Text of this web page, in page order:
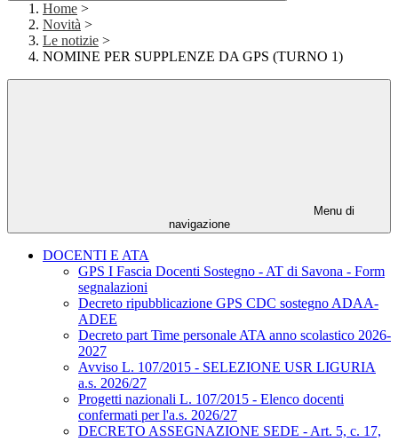
Home >
Novità >
Le notizie >
NOMINE PER SUPPLENZE DA GPS (TURNO 1)
Menu di
navigazione
DOCENTI E ATA
GPS I Fascia Docenti Sostegno - AT di Savona - Form
segnalazioni
Decreto ripubblicazione GPS CDC sostegno ADAA-
ADEE
Decreto part Time personale ATA anno scolastico 2026-
2027
Avviso L. 107/2015 - SELEZIONE USR LIGURIA
a.s. 2026/27
Progetti nazionali L. 107/2015 - Elenco docenti
confermati per l'a.s. 2026/27
DECRETO ASSEGNAZIONE SEDE - Art. 5, c. 17,